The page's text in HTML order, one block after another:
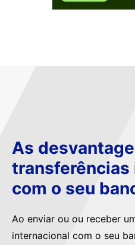
As
com o seu
Ao enviar ou ou receber
internacional com o seu